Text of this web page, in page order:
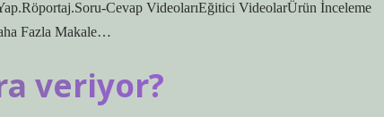
Cevap VideolarıEğitici VideolarÜrün İnceleme
Fazla Makale…
veriyor?